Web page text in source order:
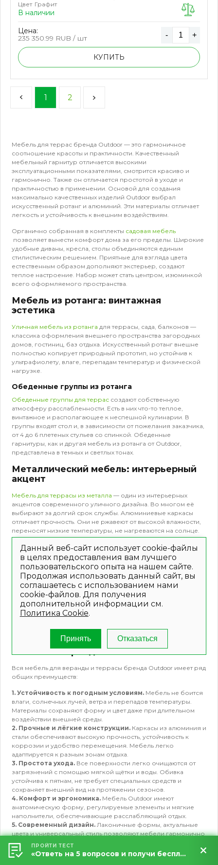
Цвет Графит
В наличии
Цена:
235 350.99 RUB / шт - +
КУПИТЬ
1 2
Мебель для террас бренда Outdoor — это гармоничное
соотношение красоты и практичности. Качественный
мебельный гарнитур отличается высокими
эксплуатационными показателями, смотрится красиво и
гармонично. Также он отличается простотой в уходе и
практичностью в применении. Основой для создания
максимально качественных изделий Outdoor выбрал
искусственный ротанг и алюминий. Эти материалы отличает
легкость и устойчивость к внешним воздействиям.
Органично собранная в комплекты садовая мебель
позволяет вынести комфорт дома за его пределы. Широкие
удобные диваны, кресла, столы объединяются единым
стилистическим решением. Приятные для взгляда цвета
естественным образом дополняют экстерьер, создают
теплое настроение. Набор может стать центром, изюминкой
всего оформляемого пространства.
Мебель из ротанга: винтажная
эстетика
Уличная мебель из ротанга для террасы, сада, балконов —
классика оформления внешнего пространства загородных
домов, гостиниц, баз отдыха. Искусственный ротанг внешне
полностью копирует природный прототип, но устойчив к
ультрафиолету, влаге, перепадам температур и физической
нагрузке.
Обеденные группы из ротанга
Обеденные группы для террассоздают собственную
атмосферу расслабленности. Есть в них что-то теплое,
винтажное и располагающее к неспешной кулинарии. В
группы входят стол и, в зависимости от пожелания заказчика,
от 4 до 6 плетеных стульев со спинкой. Обеденные
гарнитуры, как и другая мебель из ротанга от Outdoor,
представлена в темных и светлых тонах.
Металлический мебель: интерьерный
акцент
Мебель для террасы из металла — один из интерьерных
акцентов современного уличного дизайна. Во многом её
выбирают за долгий срок службы. Алюминиевые каркасы
отличает прочность. Они не ржавеют от высокой влажности,
переносят низкие температуры, не нагреваются на солнце.
Мебель спокойно переживет зиму на улице или
неотапливаемой даче. Небольшой вес позволяет без
дополнительных усилий её переносить, что очень важно во
время смены сезонов.
Минимализм, свойственный алюминиевой садовой мебели
для террасы, характеризуется простотой, но
эффективностью. Металл легко комбинируется с другими
материалами: стеклом, деревом, пластиком. Эффект
смешения позволяет в ряде случаев стать ярким
строится окружающее пространство.
Мебель от бренда Outdoor
Вся мебель для веранды и террасы бренда Outdoor имеет ряд
общих преимуществ:
1. Устойчивость к погодным условиям.Мебель не боится
влаги, солнечных лучей, ветра и перепадов температуры.
Материалы сохраняют форму и цвет даже при длительном
воздействии внешней среды.
2. Прочные и лёгкие конструкции.Каркасы из алюминия и
стали обеспечивают высокую прочность, устойчивость к
коррозии и удобство перемещения. Мебель легко
адаптируется к разным зонам отдыха.
3. Простота ухода.Все поверхности легко очищаются от
загрязнений с помощью мягкой щётки и воды. Обивка
устойчива к пятнам, не требует специальных средств и
сохраняет внешний вид на протяжении сезонов.
4. Комфорт и эргономика.Мебель Outdoor имеют
анатомическую форму, регулируемые элементы и мягкие
наполнители, обеспечивающие расслабляющий отдых.
5. Современный дизайн.Лаконичные формы, актуальные
цвета и универсальный стиль позволяют мебели гармонично
вписаться в любой ландшафт или архитектуру участка.
6. Долговечность. Материалы, используемые в
производстве, рассчитаны на многолетнюю эксплуатацию.
Данный веб-сайт использует cookie-файлы
в целях предоставления вам лучшего
пользовательского опыта на нашем сайте.
Продолжая использовать данный сайт, вы
соглашаетесь с использованием нами
cookie-файлов. Для получения
дополнительной информации см.
Политика Cookie.
Принять Отказаться
ПРОЙТИ ТЕСТ
«Ответь на 5 вопросов и получи бесплатный расчет террасы за 5 минут!»